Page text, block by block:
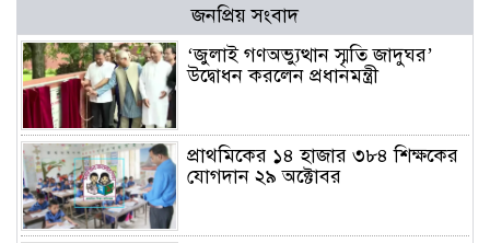
জনপ্রিয় সংবাদ
‘জুলাই গণঅভ্যুত্থান স্মৃতি জাদুঘর’
উদ্বোধন করলেন প্রধানমন্ত্রী
প্রাথমিকের ১৪ হাজার ৩৮৪ শিক্ষকের
যোগদান ২৯ অক্টোবর